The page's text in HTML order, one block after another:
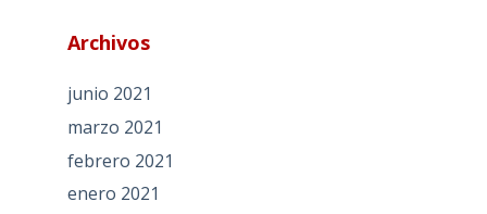
Archivos
junio 2021
marzo 2021
febrero 2021
enero 2021